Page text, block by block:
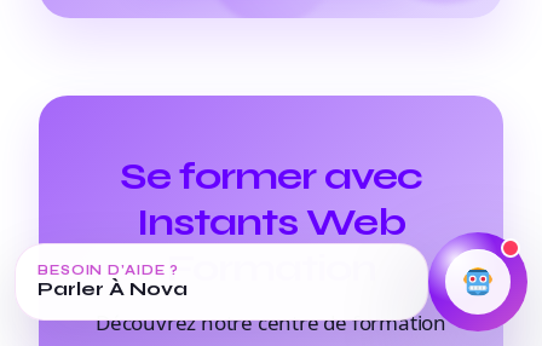
Se former avec
Instants Web
Formation
Découvrez notre centre de formation
BESOIN D’AIDE ?
Parler À Nova